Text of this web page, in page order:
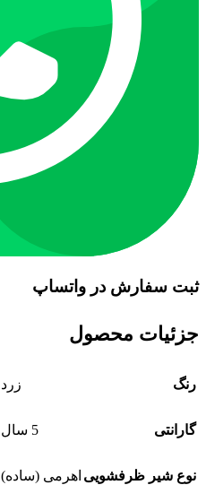
ثبت سفارش در واتساپ
جزئیات محصول
رنگ زرد
گارانتی 5 سال
نوع شیر ظرفشویی اهرمی (ساده)